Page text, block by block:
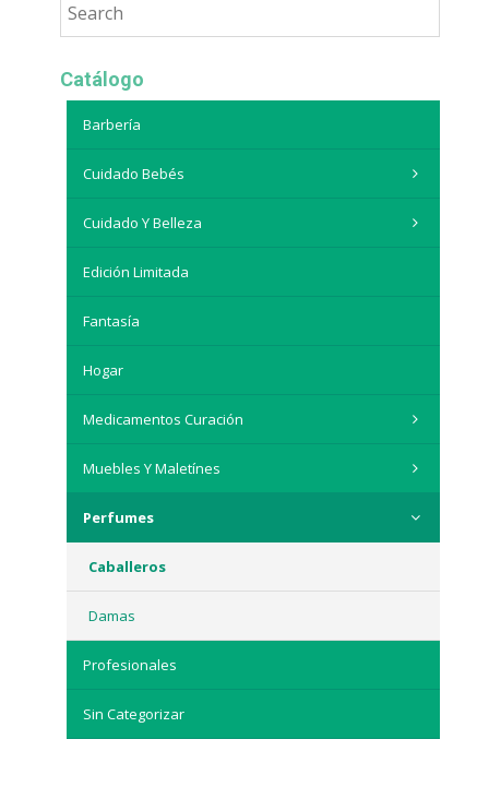
Catálogo
Barbería
Cuidado Bebés
Cuidado Y Belleza
Edición Limitada
Fantasía
Hogar
Medicamentos Curación
Muebles Y Maletínes
Perfumes
Caballeros
Damas
Profesionales
Sin Categorizar